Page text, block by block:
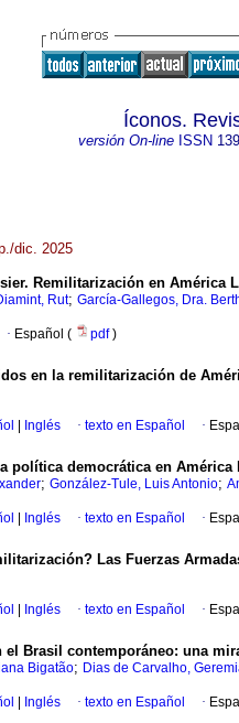
Íconos.
versión On-lineISSN
dic. 2025
Remilitarización en América
Rut; García-Gallegos, Dra.
· Español ( pdf)
en la remilitarización de
Inglés · texto en Español ·
política democrática en
; González-Tule, Luis Antonio;
Inglés · texto en Español ·
Las Fuerzas
Inglés · texto en Español ·
el Brasil contemporáneo: una
Bigatão; Dias de Carvalho,
Inglés · texto en Español ·